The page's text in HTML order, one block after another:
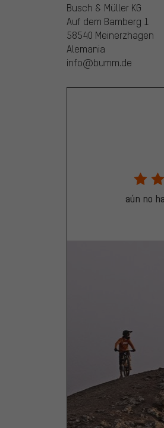
Busch & Müller KG
Auf dem Bamberg 1
58540 Meinerzhagen
Alemania
info@bumm.de
aún no